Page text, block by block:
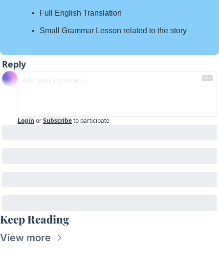
Full English Translation
Small Grammar Lesson related to the story
Reply
Login orSubscribeto participate
Keep Reading
View more